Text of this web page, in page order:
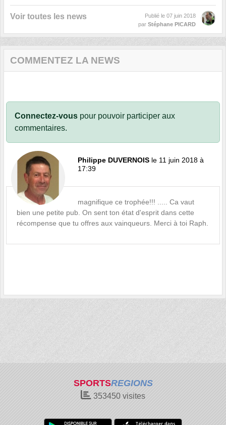
Voir toutes les news Publié le 07 juin 2018
par Stéphane PICARD
COMMENTEZ LA NEWS
Connectez-vous pour pouvoir participer aux
commentaires.
Philippe DUVERNOIS le 11 juin 2018 à
17:39
magnifique ce trophée!!! ..... Ca vaut
bien une petite pub. On sent ton état d'esprit dans cette
récompense que tu offres aux vainqueurs. Merci à toi Raph.
SPORTSREGIONS
353450 visites